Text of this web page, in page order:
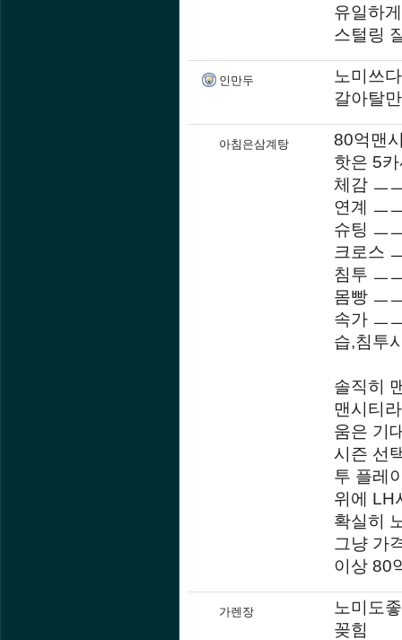
유일하
스털링
인만두
노미쓰
갈아탈
아침은삼계탕
80억맨
핫은 5
체감 ㅡ
연계 ㅡ
슈팅 ㅡ
크로스
침투 ㅡ
몸빵 ㅡ
속가 ㅡ
습,침투
솔직히
맨시티
움은 기
시즌 선
투 플레
위에 LH
확실히
그냥 가
이상 80
가렌장
노미도
꽂힘